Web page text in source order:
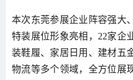
本次东莞参展企业阵容强大
特装展位形象亮相，22家企
装鞋履、家居日用、建材五
物流等多个领域，全方位展